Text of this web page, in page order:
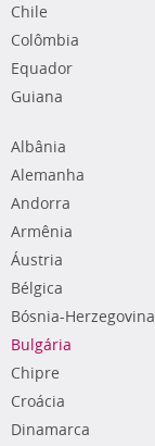
Chile
Colômbia
Equador
Guiana
Albânia
Alemanha
Andorra
Armênia
Áustria
Bélgica
Bósnia-Herzegovina
Bulgária
Chipre
Croácia
Dinamarca